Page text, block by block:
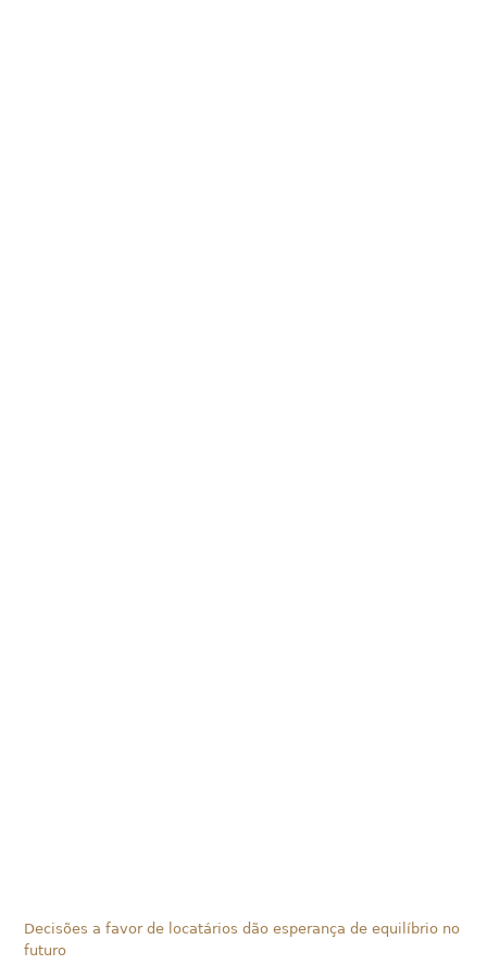
Decisões a favor de locatários dão esperança de equilíbrio no
futuro